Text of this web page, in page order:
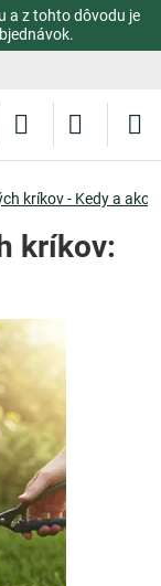
a z tohto dôvodu je
kríkov - Kedy a ako
kríkov: